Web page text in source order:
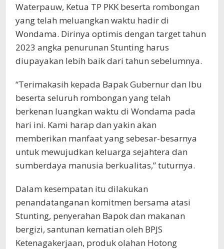
Waterpauw, Ketua TP PKK beserta rombongan
yang telah meluangkan waktu hadir di
Wondama. Dirinya optimis dengan target tahun
2023 angka penurunan Stunting harus
diupayakan lebih baik dari tahun sebelumnya.
“Terimakasih kepada Bapak Gubernur dan Ibu
beserta seluruh rombongan yang telah
berkenan luangkan waktu di Wondama pada
hari ini. Kami harap dan yakin akan
memberikan manfaat yang sebesar-besarnya
untuk mewujudkan keluarga sejahtera dan
sumberdaya manusia berkualitas,” tuturnya.
Dalam kesempatan itu dilakukan
penandatanganan komitmen bersama atasi
Stunting, penyerahan Bapok dan makanan
bergizi, santunan kematian oleh BPJS
Ketenagakerjaan, produk olahan Hotong